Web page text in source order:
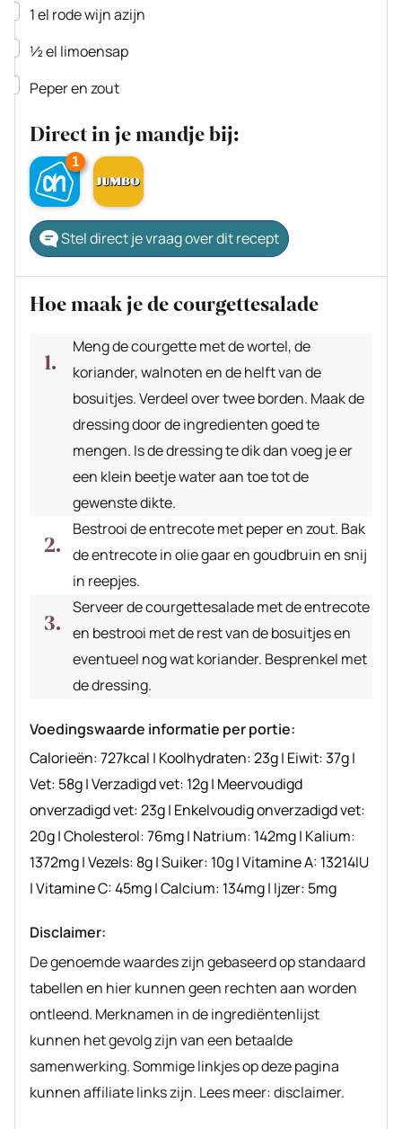
▢
1el rode wijn azijn
▢
½el limoensap
▢
Peper en zout
Direct in je mandje bij:
1
Stel direct je vraag over dit recept
Hoe maak je de courgettesalade
Meng de courgette met de wortel, de
koriander, walnoten en de helft van de
bosuitjes. Verdeel over twee borden. Maak de
dressing door de ingredienten goed te
mengen. Is de dressing te dik dan voeg je er
een klein beetje water aan toe tot de
gewenste dikte.
Bestrooi de entrecote met peper en zout. Bak
de entrecote in olie gaar en goudbruin en snij
in reepjes.
Serveer de courgettesalade met de entrecote
en bestrooi met de rest van de bosuitjes en
eventueel nog wat koriander. Besprenkel met
de dressing.
Voedingswaarde informatie per portie:
Calorieën:727kcal | Koolhydraten:23g| Eiwit:37g|
Vet: 58g|Verzadigd vet: 12g| Meervoudigd
onverzadigd vet:23g| Enkelvoudig onverzadigd vet:
20g|Cholesterol:76mg| Natrium: 142mg| Kalium:
1372mg|Vezels: 8g|Suiker: 10g|Vitamine A: 13214IU
|Vitamine C:45mg|Calcium: 134mg| Ijzer: 5mg
Disclaimer:
De genoemde waardes zijn gebaseerd op standaard
tabellen en hier kunnen geen rechten aan worden
ontleend. Merknamen in de ingrediëntenlijst
kunnen het gevolg zijn van een betaalde
samenwerking. Sommige linkjes op deze pagina
kunnen affiliate links zijn. Lees meer: disclaimer.